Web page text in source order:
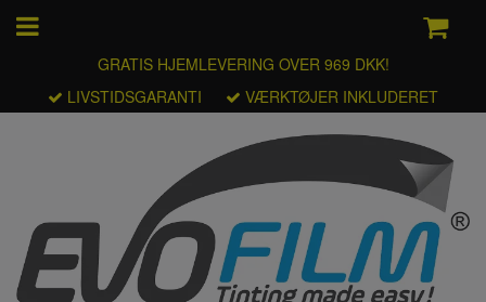
GRATIS HJEMLEVERING OVER 969 DKK!
LIVSTIDSGARANTI
VÆRKTØJER INKLUDERET